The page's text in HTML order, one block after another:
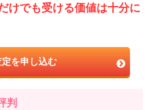
けでも受ける価値は十分に
を申し込む
判